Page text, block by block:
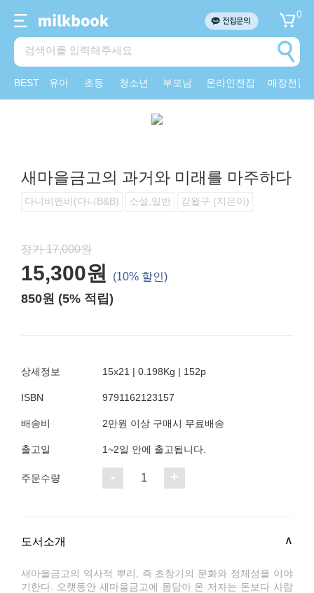
0
BEST 유아 초등 청소년 부모님 온라인전집 매장전집
새마을금고의 과거와 미래를 마주하다
다니비앤비(다니B&B) 소설,일반 강왈구 (지은이)
정가 17,000원
15,300원 (10% 할인)
850원 (5% 적립)
상세정보 15x21 | 0.198Kg | 152p
ISBN 9791162123157
배송비 2만원 이상 구매시 무료배송
출고일 1~2일 안에 출고됩니다.
주문수량 - 1 +
도서소개
새마을금고의 역사적 뿌리, 즉 초창기의 문화와 정체성을 이야
기한다. 오랫동안 새마을금고에 몸담아 온 저자는 돈보다 사람